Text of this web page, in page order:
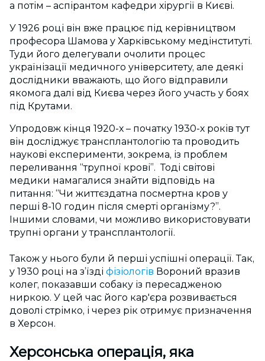
а потім – аспірантом кафедри хірургії в Києві.
У 1926 році він вже працює під керівництвом
професора Шамова у Харківському медінституті.
Туди його делегували очолити процес
українізації медичного університету, але деякі
дослідники вважають, що його відправили
якомога далі від Києва через його участь у боях
під Крутами.
Упродовж кінця 1920-х – початку 1930-х років тут
він досліджує трансплантологію та проводить
наукові експерименти, зокрема, із проблем
переливання “трупної крові”. Тоді світові
медики намагалися знайти відповідь на
питання: “Чи життєздатна посмертна кров у
перші 8-10 годин після смерті організму?”.
Іншими словами, чи можливо використовувати
трупні органи у трансплантології.
Також у нього були й перші успішні операції. Так,
у 1930 році на з’їзді фізіологів Вороний вразив
колег, показавши собаку із пересадженою
ниркою. У цей час його кар'єра розвивається
доволі стрімко, і через рік отримує призначення
в Херсон.
Херсонська операція, яка